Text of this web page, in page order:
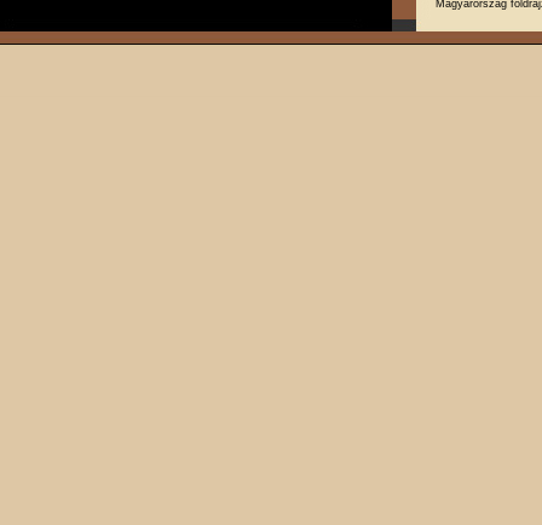
Magyarország